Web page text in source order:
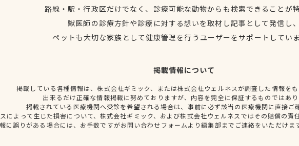
路線・駅・行政区だけでなく、診療可能な動物からも検索できることが
獣医師の診療方針や診療に対する想いを取材し記事として発信し
ペットも大切な家族として健康管理を行うユーザーをサポートしてい
掲載情報について
掲載している各種情報は、株式会社ギミック、または株式会社ウェルネスが調査した情報を
出来るだけ正確な情報掲載に努めておりますが、内容を完全に保証するものではあ
掲載されている医療機関へ受診を希望される場合は、事前に必ず該当の医療機関に直接ご
によって生じた損害について、株式会社ギミック、および株式会社ウェルネスではその賠償の責
に誤りがある場合には、お手数ですがお問い合わせフォームより編集部までご連絡をいただけま